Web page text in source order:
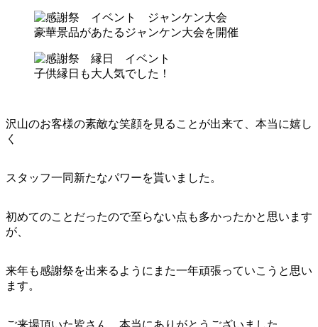
豪華景品があたるジャンケン大会を開催
子供縁日も大人気でした！
沢山のお客様の素敵な笑顔を見ることが出来て、本当に嬉し
く
スタッフ一同新たなパワーを貰いました。
初めてのことだったので至らない点も多かったかと思います
が、
来年も感謝祭を出来るようにまた一年頑張っていこうと思い
ます。
ご来場頂いた皆さん、本当にありがとうございました。